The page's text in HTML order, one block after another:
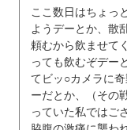
ここ数日はちょっ
ようデーとか、散
頼むから飲ませて
っても飲むぞデー
てビッ○カメラに
ーだとか、（その
っていた私ではご